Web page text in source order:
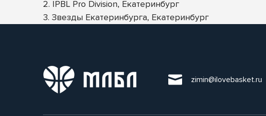
2. IPBL Pro Division, Екатеринбург
3. Звезды Екатеринбурга, Екатеринбург
zimin@ilovebasket.ru